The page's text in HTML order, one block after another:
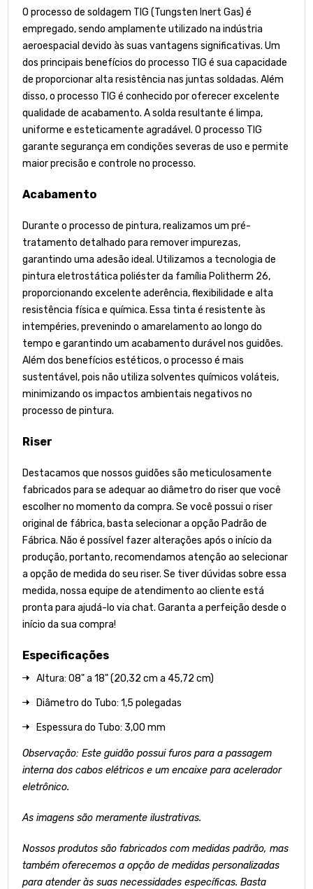
O processo de soldagem TIG (Tungsten Inert Gas) é
empregado, sendo amplamente utilizado na indústria
aeroespacial devido às suas vantagens significativas. Um
dos principais benefícios do processo TIG é sua capacidade
de proporcionar alta resistência nas juntas soldadas. Além
disso, o processo TIG é conhecido por oferecer excelente
qualidade de acabamento. A solda resultante é limpa,
uniforme e esteticamente agradável. O processo TIG
garante segurança em condições severas de uso e permite
maior precisão e controle no processo.
Acabamento
Durante o processo de pintura, realizamos um pré-
tratamento detalhado para remover impurezas,
garantindo uma adesão ideal. Utilizamos a tecnologia de
pintura eletrostática poliéster da família Politherm 26,
proporcionando excelente aderência, flexibilidade e alta
resistência física e química. Essa tinta é resistente às
intempéries, prevenindo o amarelamento ao longo do
tempo e garantindo um acabamento durável nos guidões.
Além dos benefícios estéticos, o processo é mais
sustentável, pois não utiliza solventes químicos voláteis,
minimizando os impactos ambientais negativos no
processo de pintura.
Riser
Destacamos que nossos guidões são meticulosamente
fabricados para se adequar ao diâmetro do riser que você
escolher no momento da compra. Se você possui o riser
original de fábrica, basta selecionar a opção Padrão de
Fábrica. Não é possível fazer alterações após o início da
produção, portanto, recomendamos atenção ao selecionar
a opção de medida do seu riser. Se tiver dúvidas sobre essa
medida, nossa equipe de atendimento ao cliente está
pronta para ajudá-lo via chat. Garanta a perfeição desde o
início da sua compra!
Especificações
Altura: 08" a 18" (20,32 cm a 45,72 cm)
Diâmetro do Tubo: 1,5 polegadas
Espessura do Tubo: 3,00 mm
Observação: Este guidão possui furos para a passagem
interna dos cabos elétricos e um encaixe para acelerador
eletrônico.
As imagens são meramente ilustrativas.
Nossos produtos são fabricados com medidas padrão, mas
também oferecemos a opção de medidas personalizadas
para atender às suas necessidades específicas. Basta